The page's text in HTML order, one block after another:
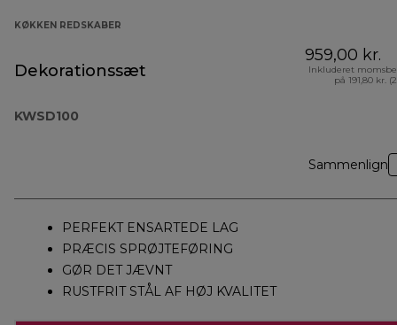
KØKKEN REDSKABER
Dekorationssæt
KWSD100
959,00 kr.
Inkluderet
på 191,80 kr.
Sammenlign
PERFEKT ENSARTEDE LAG
PRÆCIS SPRØJTEFØRING
GØR DET JÆVNT
RUSTFRIT STÅL AF HØJ KVALITET